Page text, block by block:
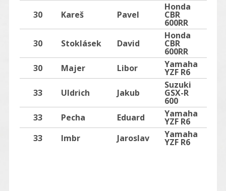
30
Kareš Pavel
Honda
CBR
600RR
30 Stoklásek David
Honda
CBR
600RR
30
Majer Libor Yamaha
YZF R6
33
Uldrich Jakub
Suzuki
GSX-R
600
33
Pecha Eduard Yamaha
YZF R6
33
Imbr Jaroslav Yamaha
YZF R6